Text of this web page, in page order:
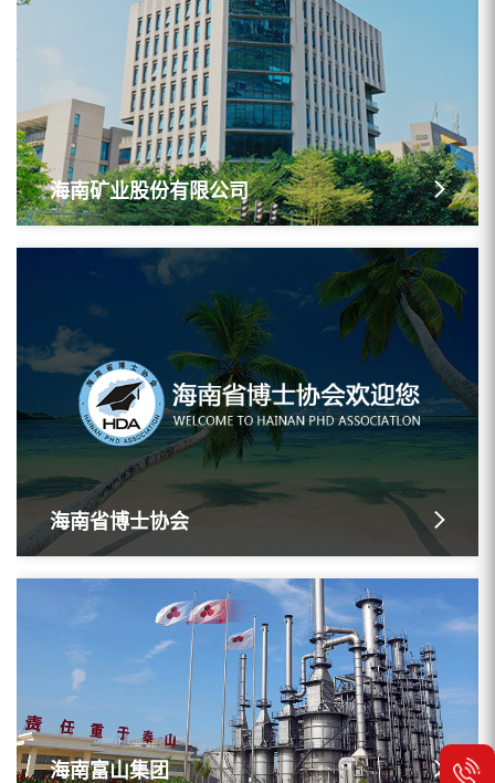
海南矿业股份有限公司
海南省博士协会
海南富山集团